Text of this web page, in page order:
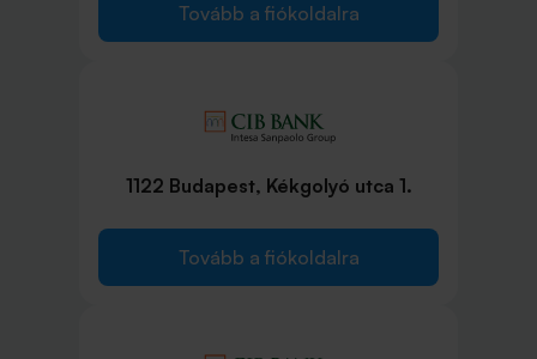
Tovább a fiókoldalra
1122 Budapest, Kékgolyó utca 1.
Tovább a fiókoldalra